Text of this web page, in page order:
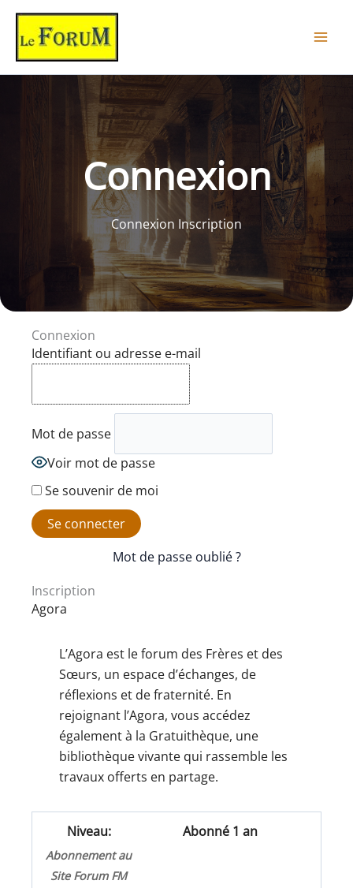
Aller
contenu
Connexion
Connexion Inscription
Connexion
Identifiant ou adresse e-mail
Mot de passe
Voir mot de passe
Se souvenir de moi
Mot de passe oublié ?
Inscription
Agora
L’Agora est le forum des Frères et des
Sœurs, un espace d’échanges, de
réflexions et de fraternité. En
rejoignant l’Agora, vous accédez
également à la Gratuithèque, une
bibliothèque vivante qui rassemble les
travaux offerts en partage.
Abonné 1 an
Abonnement au
Site Forum FM